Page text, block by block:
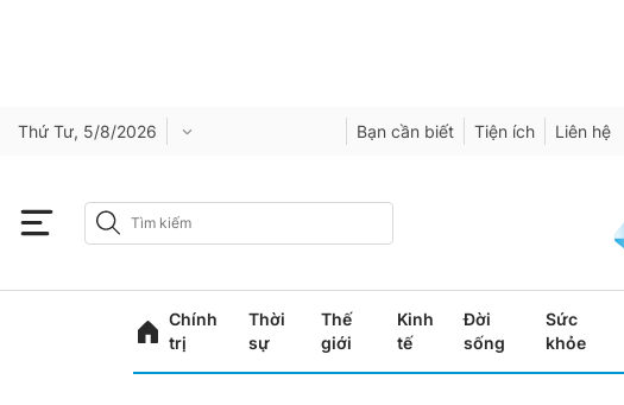
Thứ Tư, 5/8/2026 Bạn cần biết Tiện ích Liên hệ
Chính
trị
Thời
sự
Thế
giới
Kinh
tế
Đời
sống
Sức
khỏe